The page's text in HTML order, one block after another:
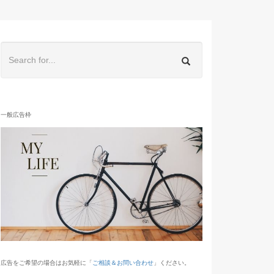
一般広告枠
広告をご希望の場合はお気軽に「 ご相談＆お問い合わせ 」ください。